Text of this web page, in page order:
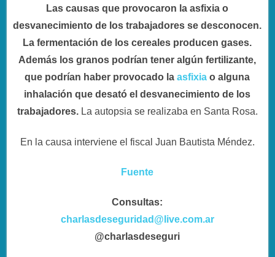
Las causas que provocaron la asfixia o
desvanecimiento de los trabajadores se desconocen.
La fermentación de los cereales producen gases.
Además los granos podrían tener algún fertilizante,
que podrían haber provocado laasfixia o alguna
inhalación que desató el desvanecimiento de los
trabajadores.La autopsia se realizaba en Santa Rosa.
En la causa interviene el fiscal Juan Bautista Méndez.
Fuente
Consultas:
charlasdeseguridad@live.com.ar
@charlasdeseguri